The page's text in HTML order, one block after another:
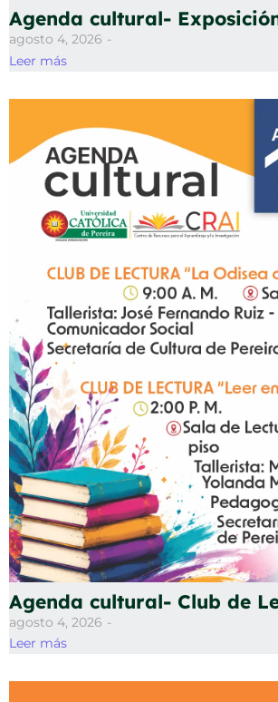
Agenda cultural-
agosto 4, 2026 -
Leer más
Agenda cultural- Club de
agosto 4, 2026 -
Leer más